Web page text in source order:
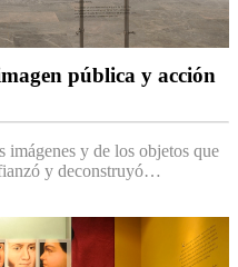
pública y acción
imágenes y de los objetos que
y deconstruyó…